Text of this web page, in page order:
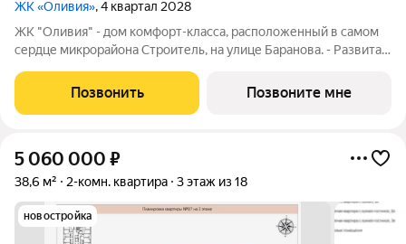
ЖК «Оливия», 4 квартал 2028
ЖК "Оливия" - дом комфорт-класса, расположенный в самом
сердце микрорайона Строитель, на улице Баранова. - Развитая
Матрица, остановки общественного транспорта, поликлиники
для взрослых и
Позвонить Позвоните мне
5 060 000 ₽
38,6 м² 2-комн. квартира 3 этаж из 18
новостройка